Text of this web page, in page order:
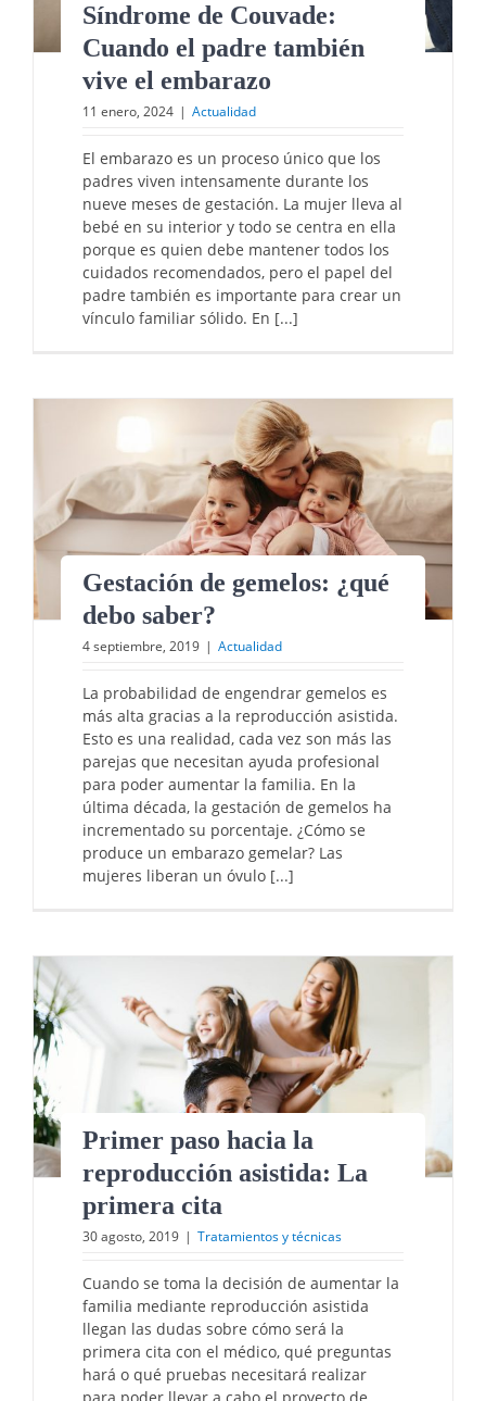
Síndrome de Couvade:
Cuando el padre también
vive el embarazo
11 enero, 2024 | Actualidad
El embarazo es un proceso único que los
padres viven intensamente durante los
nueve meses de gestación. La mujer lleva al
bebé en su interior y todo se centra en ella
porque es quien debe mantener todos los
cuidados recomendados, pero el papel del
padre también es importante para crear un
vínculo familiar sólido. En [...]
Gestación de gemelos: ¿qué
debo saber?
4 septiembre, 2019 | Actualidad
La probabilidad de engendrar gemelos es
más alta gracias a la reproducción asistida.
Esto es una realidad, cada vez son más las
parejas que necesitan ayuda profesional
para poder aumentar la familia. En la
última década, la gestación de gemelos ha
incrementado su porcentaje. ¿Cómo se
produce un embarazo gemelar? Las
mujeres liberan un óvulo [...]
Primer paso hacia la
reproducción asistida: La
primera cita
30 agosto, 2019 | Tratamientos y técnicas
Cuando se toma la decisión de aumentar la
familia mediante reproducción asistida
llegan las dudas sobre cómo será la
primera cita con el médico, qué preguntas
hará o qué pruebas necesitará realizar
para poder llevar a cabo el proyecto de